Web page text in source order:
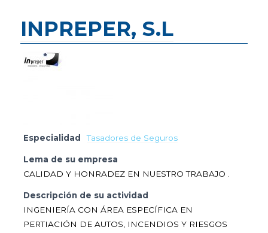
INPREPER, S.L
Especialidad Tasadores de Seguros
Lema de su empresa
CALIDAD Y HONRADEZ EN NUESTRO TRABAJO .
Descripción de su actividad
INGENIERÍA CON ÁREA ESPECÍFICA EN
PERTIACIÓN DE AUTOS, INCENDIOS Y RIESGOS